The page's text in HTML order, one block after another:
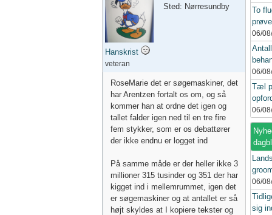
Hanskrist
veteran
Sted: Nørresundby
RoseMarie det er søgemaskiner, det
har Arentzen fortalt os om, og så
kommer han at ordne det igen og
tallet falder igen ned til en tre fire
fem stykker, som er os debattører
der ikke endnu er logget ind
På samme måde er der heller ikke 3
millioner 315 tusinder og 351 der har
kigget ind i mellemrummet, igen det
er søgemaskiner og at antallet er så
højt skyldes at I kopiere tekster og
To
06/
06/
Tæl
06/
06/
sig